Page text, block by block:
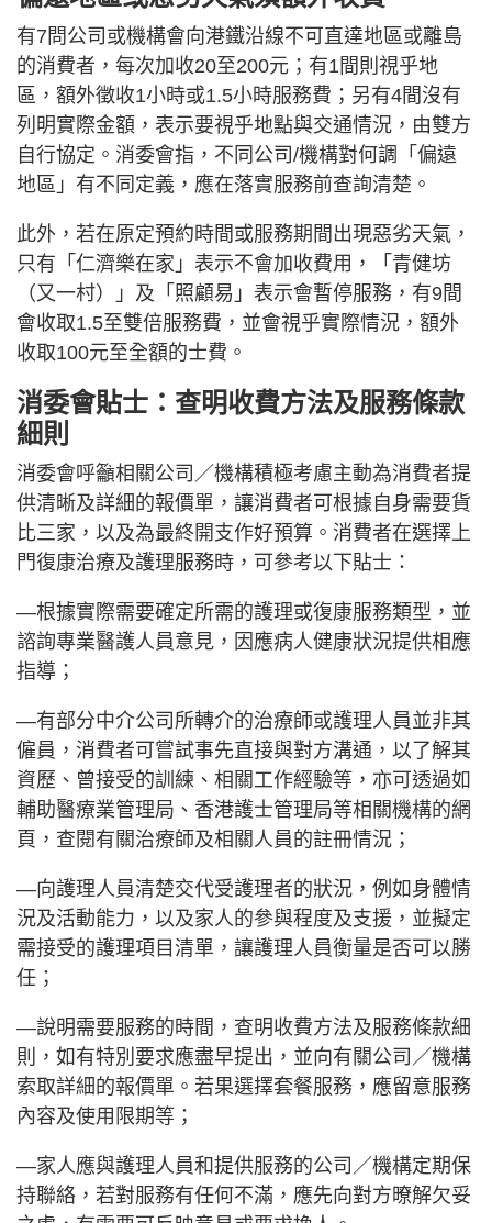
有7問公司或機構會向港鐵沿線不可直達地區或離島
的消費者，每次加收20至200元；有1間則視乎地
區，額外徵收1小時或1.5小時服務費；另有4間沒有
列明實際金額，表示要視乎地點與交通情況，由雙方
自行協定。消委會指，不同公司/機構對何調「偏遠
地區」有不同定義，應在落實服務前查詢清楚。
此外，若在原定預約時間或服務期間出現惡劣天氣，
只有「仁濟樂在家」表示不會加收費用，「青健坊
（又一村）」及「照顧易」表示會暫停服務，有9間
會收取1.5至雙倍服務費，並會視乎實際情況，額外
收取100元至全額的士費。
消委會貼士：查明收費方法及服務條款
細則
消委會呼籲相關公司／機構積極考慮主動為消費者提
供清晰及詳細的報價單，讓消費者可根據自身需要貨
比三家，以及為最終開支作好預算。消費者在選擇上
門復康治療及護理服務時，可參考以下貼士：
—根據實際需要確定所需的護理或復康服務類型，並
諮詢專業醫護人員意見，因應病人健康狀況提供相應
指導；
—有部分中介公司所轉介的治療師或護理人員並非其
僱員，消費者可嘗試事先直接與對方溝通，以了解其
資歷、曾接受的訓練、相關工作經驗等，亦可透過如
輔助醫療業管理局、香港護士管理局等相關機構的網
頁，查閱有關治療師及相關人員的註冊情況；
—向護理人員清楚交代受護理者的狀況，例如身體情
況及活動能力，以及家人的參與程度及支援，並擬定
需接受的護理項目清單，讓護理人員衡量是否可以勝
任；
—說明需要服務的時間，查明收費方法及服務條款細
則，如有特別要求應盡早提出，並向有關公司／機構
索取詳細的報價單。若果選擇套餐服務，應留意服務
內容及使用限期等；
—家人應與護理人員和提供服務的公司／機構定期保
持聯絡，若對服務有任何不滿，應先向對方暸解欠妥